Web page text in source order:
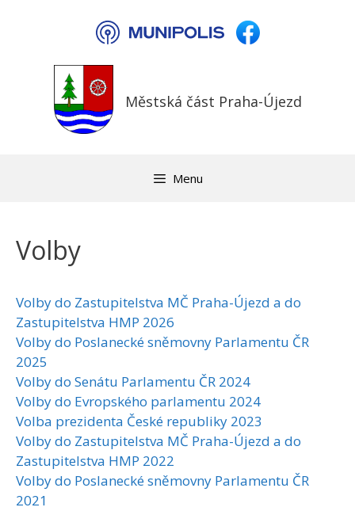
Městská část Praha-Újezd
Menu
Volby
Volby do Zastupitelstva MČ Praha-Újezd a do
Zastupitelstva HMP 2026
Volby do Poslanecké sněmovny Parlamentu ČR
2025
Volby do Senátu Parlamentu ČR 2024
Volby do Evropského parlamentu 2024
Volba prezidenta České republiky 2023
Volby do Zastupitelstva MČ Praha-Újezd a do
Zastupitelstva HMP 2022
Volby do Poslanecké sněmovny Parlamentu ČR
2021